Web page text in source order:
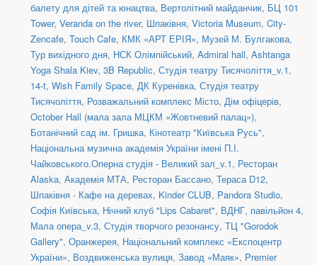
балету для дітей та юнацтва, Вертолітний майданчик, БЦ 101
Tower, Veranda on the river, Шпаківня, Victoria Museum, City-
Zencafe, Touch Cafe, КМК «АРТ ЕРІЯ», Музей М. Булгакова,
Тур вихідного дня, НСК Олімпійський, Admiral hall, Ashtanga
Yoga Shala Kiev, 3B Republic, Студія театру Тисячоліття_v.1,
14-t, Wish Family Space, ДК Куренівка, Студія театру
Тисячоліття, Розважальний комплекс Місто, Дім офіцерів,
October Hall (мала зала МЦКМ «Жовтневий палац»),
Ботанічний сад ім. Гришка, Кінотеатр "Київська Русь",
Національна музична академія України імені П.І.
Чайковського.Оперна студія - Великий зал_v.1, Ресторан
Alaska, Академія МТА, Ресторан Бассано, Тераса D12,
Шпаківня - Кафе на деревах, Kinder CLUB, Pandora Studio,
Софія Київська, Нічний клуб "Lips Cabaret", ВДНГ, павільйон 4,
Мала опера_v.3, Студія творчого резонансу, ТЦ "Gorodok
Gallery", Оранжерея, Національний комплекс «Експоцентр
України», Воздвиженська вулиця, Завод «Маяк», Premier